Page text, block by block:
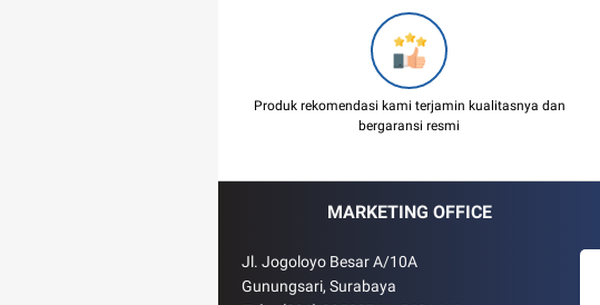
Produk rekomendasi kami terjamin kualitasnya dan
bergaransi resmi
MARKETING OFFICE
Jl. Jogoloyo Besar A/10A
Gunungsari, Surabaya